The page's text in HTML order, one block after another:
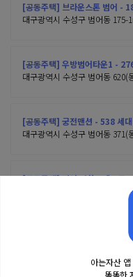
[공동주택] 브라운스톤 범어 -
대구광역시 수성구 범어동 175-
[공동주택] 우방범어타운1 -
대구광역시 수성구 범어동 620(
[공동주택] 궁전맨션 - 538 세대
대구광역시 수성구 범어동 371(
[공동주택] 범어 서한포레스트
대구광역시 수성구 범어동 177-
아는자산
똑똑한